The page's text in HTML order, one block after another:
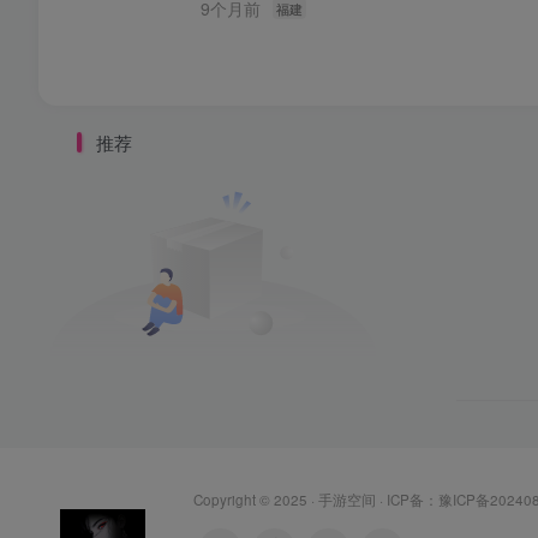
9个月前 福建
推荐
Copyright © 2025 ·手游空间 · ICP备： 豫ICP备